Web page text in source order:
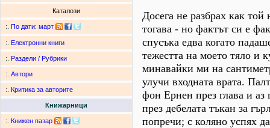
Каталози
:. По дати: март
:. Електронни книги
:. Раздели / Рубрики
:. Автори
:. Критика за авторите
Книжарници
:. Книжен пазар
Досега не разбрах как той
тогава - но фактът си е
спусъка едва когато
тежестта на моето тяло и
минавайки ми на
улучи входната врата.
фон Ернен през глава и аз
през дебелата тъкан за
попречи; с коляно успях